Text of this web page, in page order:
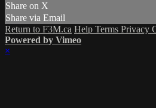
Share on X
Share via Email
Return to F3M.ca Help Terms Privacy
Powered by Vimeo
×